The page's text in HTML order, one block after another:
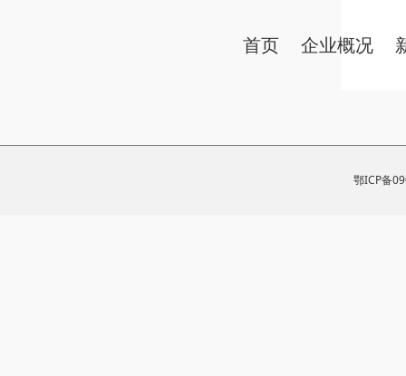
首页 企业概况
鄂ICP备